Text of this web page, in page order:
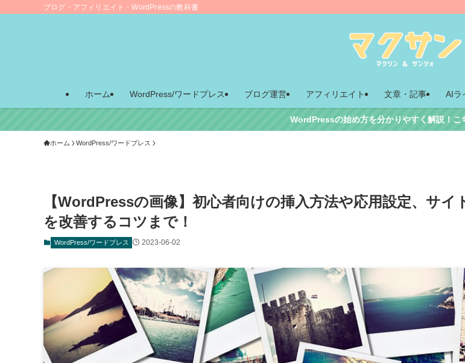
ブログ・アフィリエイト・WordPressの教科書
ホーム WordPress/ワードプレス ブログ運営 アフィリエイト 文章・記事 AIラ
WordPressの始め方を分かりやすく解説！こ
ホーム WordPress/ワードプレス
【WordPressの画像】初心者向けの挿入方法や応用設定、サイ
を改善するコツまで！
WordPress/ワードプレス 2023-06-02